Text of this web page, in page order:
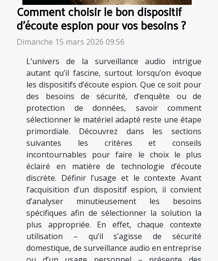
Comment choisir le bon dispositif
d'écoute espion pour vos besoins ?
Dimanche 15 mars 2026 09:56
L’univers de la surveillance audio intrigue
autant qu’il fascine, surtout lorsqu’on évoque
les dispositifs d’écoute espion. Que ce soit pour
des besoins de sécurité, d’enquête ou de
protection de données, savoir comment
sélectionner le matériel adapté reste une étape
primordiale. Découvrez dans les sections
suivantes les critères et conseils
incontournables pour faire le choix le plus
éclairé en matière de technologie d’écoute
discrète. Définir l’usage et le contexte Avant
l’acquisition d’un dispositif espion, il convient
d’analyser minutieusement les besoins
spécifiques afin de sélectionner la solution la
plus appropriée. En effet, chaque contexte
utilisation – qu’il s’agisse de sécurité
domestique, de surveillance audio en entreprise